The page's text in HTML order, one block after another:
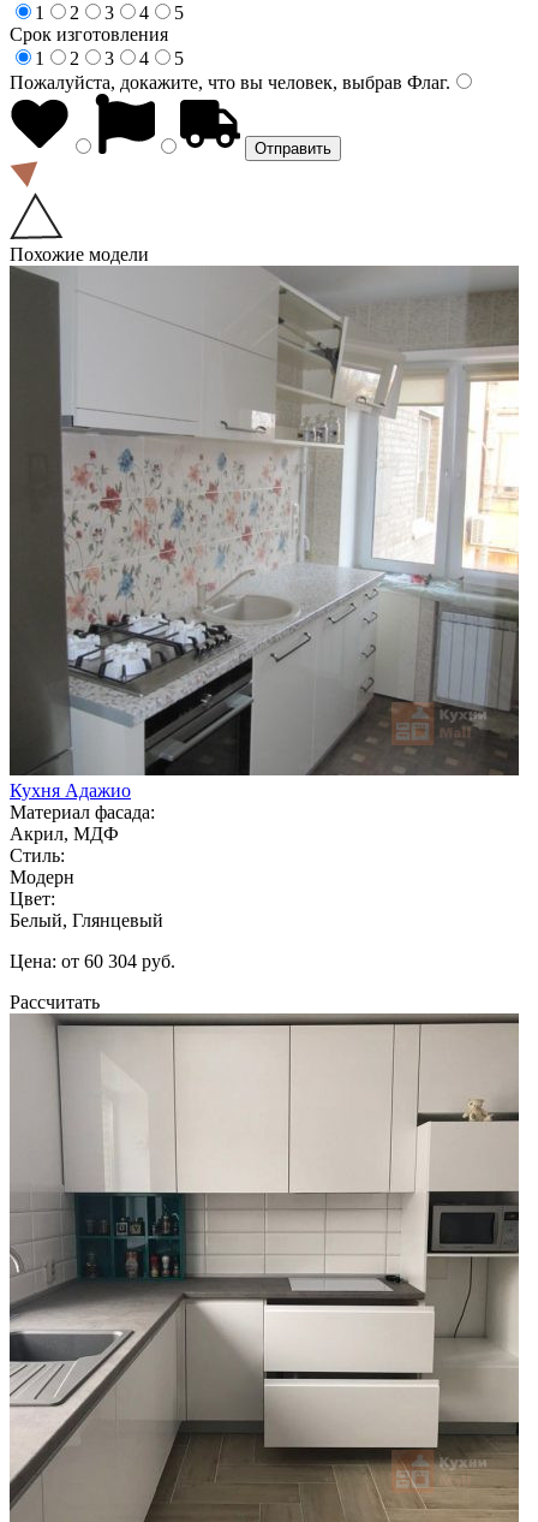
1
2 3 4
5
Срок изготовления
1
2 3 4
5
Пожалуйста, докажите, что вы человек, выбрав Флаг.
Похожие модели
Кухня Адажио
Материал фасада:
Акрил, МДФ
Стиль:
Модерн
Цвет:
Белый, Глянцевый
Цена: от 60 304 руб.
Рассчитать